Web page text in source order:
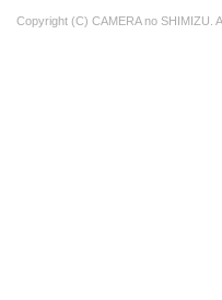
Copyright (C) CAMERA no SHIMIZU.